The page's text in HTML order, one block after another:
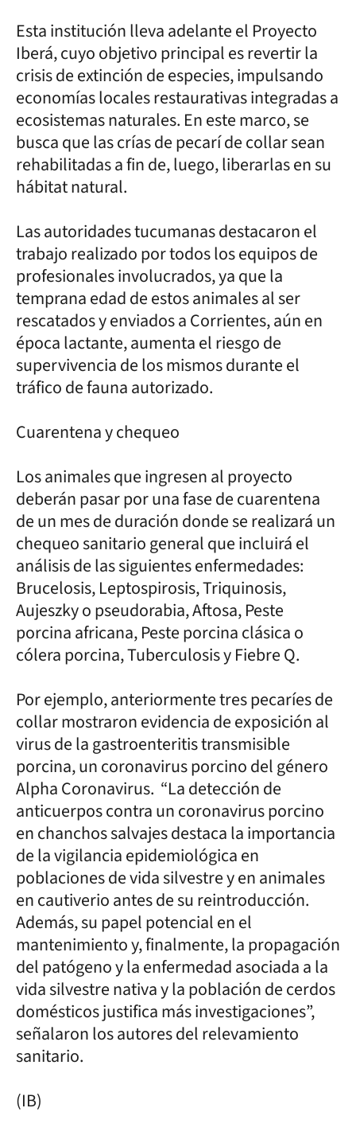
Esta institución lleva adelante el Proyecto
Iberá, cuyo objetivo principal es revertir la
crisis de extinción de especies, impulsando
economías locales restaurativas integradas a
ecosistemas naturales. En este marco, se
busca que las crías de pecarí de collar sean
rehabilitadas a fin de, luego, liberarlas en su
hábitat natural.
Las autoridades tucumanas destacaron el
trabajo realizado por todos los equipos de
profesionales involucrados, ya que la
temprana edad de estos animales al ser
rescatados y enviados a Corrientes, aún en
época lactante, aumenta el riesgo de
supervivencia de los mismos durante el
tráfico de fauna autorizado.
Cuarentena y chequeo
Los animales que ingresen al proyecto
deberán pasar por una fase de cuarentena
de un mes de duración donde se realizará un
chequeo sanitario general que incluirá el
análisis de las siguientes enfermedades:
Brucelosis, Leptospirosis, Triquinosis,
Aujeszky o pseudorabia, Aftosa, Peste
porcina africana, Peste porcina clásica o
cólera porcina, Tuberculosis y Fiebre Q.
Por ejemplo, anteriormente tres pecaríes de
collar mostraron evidencia de exposición al
virus de la gastroenteritis transmisible
porcina, un coronavirus porcino del género
Alpha Coronavirus. “La detección de
anticuerpos contra un coronavirus porcino
en chanchos salvajes destaca la importancia
de la vigilancia epidemiológica en
poblaciones de vida silvestre y en animales
en cautiverio antes de su reintroducción.
Además, su papel potencial en el
mantenimiento y, finalmente, la propagación
del patógeno y la enfermedad asociada a la
vida silvestre nativa y la población de cerdos
domésticos justifica más investigaciones”,
señalaron los autores del relevamiento
sanitario.
(IB)